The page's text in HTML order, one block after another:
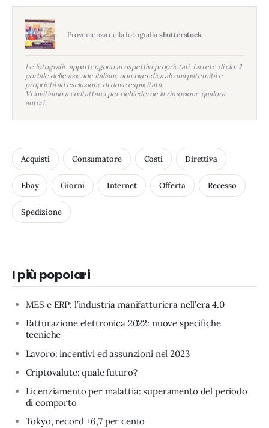
Provenienza della fotografia shutterstock
Le fotografie appartengono ai rispettivi proprietari. La rete di clo: il
portale delle aziende italiane non rivendica alcuna paternità e
proprietà ad esclusione di dove esplicitata.
Vi invitiamo a contattarci per richiederne la rimozione qualora
autori..
Acquisti Consumatore Costi Direttiva
Ebay Giorni Internet Offerta Recesso
Spedizione
I più popolari
MES e ERP: l’industria manifatturiera nell’era 4.0
Fatturazione elettronica 2022: nuove specifiche
tecniche
Lavoro: incentivi ed assunzioni nel 2023
Criptovalute: quale futuro?
Licenziamento per malattia: superamento del periodo
di comporto
Tokyo, record +6,7 per cento